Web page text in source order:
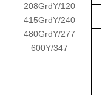
208GrdY/120
415GrdY/240
480GrdY/277
600Y/347